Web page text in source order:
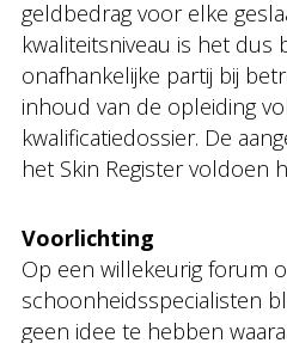
geldbedrag voor elke
kwaliteitsniveau is het dus
onafhankelijke partij bij
inhoud van de opleiding
kwalificatiedossier. De
het Skin Register voldoen
Voorlichting
Op een willekeurig forum
schoonheidsspecialisten
geen idee te hebben